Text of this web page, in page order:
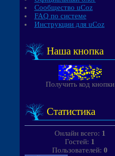
Сообщество uCoz
FAQ по системе
Инструкции для uCoz
Наша кнопка
Получить код кнопки
Статистика
Онлайн всего: 1
Гостей: 1
Пользователей: 0